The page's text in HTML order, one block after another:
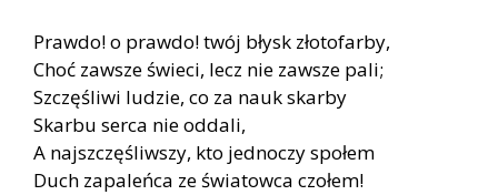
Prawdo! o prawdo! twój błysk złotofarby,
Choć zawsze świeci, lecz nie zawsze pali;
Szczęśliwi ludzie, co za nauk skarby
Skarbu serca nie oddali,
A najszczęśliwszy, kto jednoczy społem
Duch zapaleńca ze światowca czołem!